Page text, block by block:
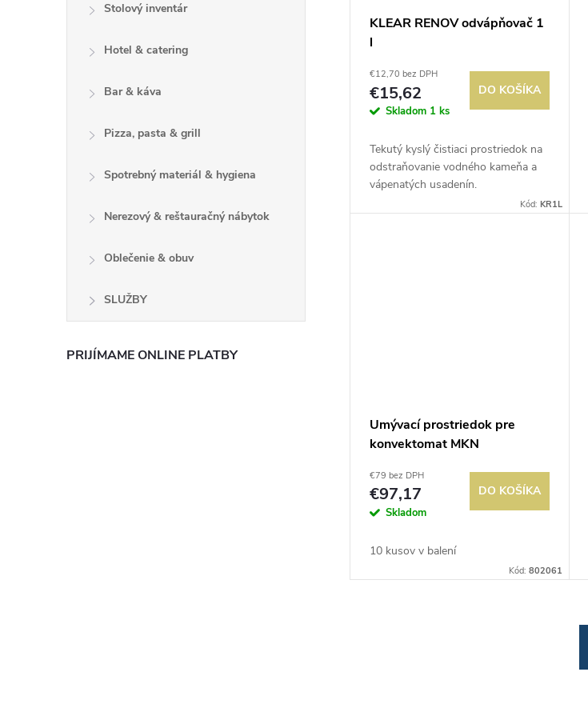
Stolový inventár
Hotel & catering
Bar & káva
Pizza, pasta & grill
Spotrebný materiál & hygiena
Nerezový & reštauračný nábytok
Oblečenie & obuv
SLUŽBY
PRIJÍMAME ONLINE PLATBY
KLEAR RENOV odvápňovač 1
l
€12,70 bez DPH
€15,62
Skladom 1 ks
DO KOŠÍKA
Tekutý kyslý čistiaci prostriedok na
odstraňovanie vodného kameňa a
vápenatých usadenín.
Kód:KR1L
Umývací prostriedok pre
konvektomat MKN
€79 bez DPH
€97,17
Skladom
DO KOŠÍKA
10 kusov v balení
Kód:802061